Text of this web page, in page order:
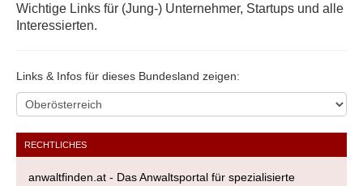
Wichtige Links für (Jung-) Unternehmer, Startups und alle
Interessierten.
Links & Infos für dieses Bundesland zeigen:
RECHTLICHES
anwaltfinden.at - Das Anwaltsportal für spezialisierte